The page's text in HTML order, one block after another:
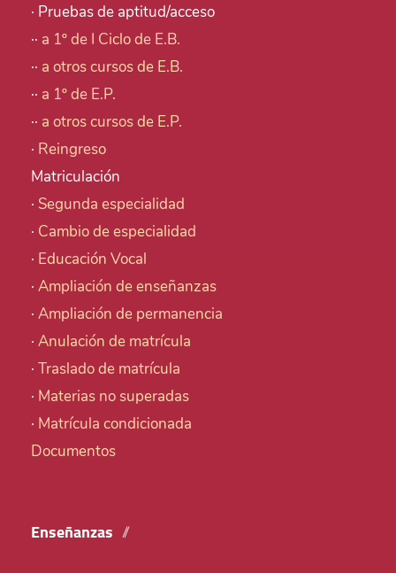
· Pruebas de aptitud/acceso
·· a 1º de I Ciclo de E.B.
·· a otros cursos de E.B.
·· a 1º de E.P.
·· a otros cursos de E.P.
· Reingreso
Matriculación
· Segunda especialidad
· Cambio de especialidad
· Educación Vocal
· Ampliación de enseñanzas
· Ampliación de permanencia
· Anulación de matrícula
· Traslado de matrícula
· Materias no superadas
· Matrícula condicionada
Documentos
Enseñanzas